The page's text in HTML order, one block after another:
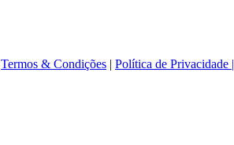
Termos & Condições | Política de Privacidade |